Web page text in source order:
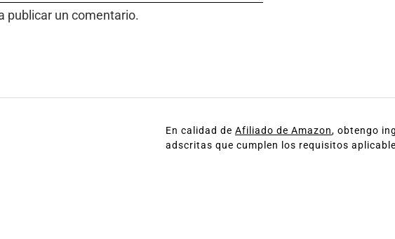
publicar un comentario.
En calidad de Afiliado de Amazon, obtengo
adscritas que cumplen los requisitos